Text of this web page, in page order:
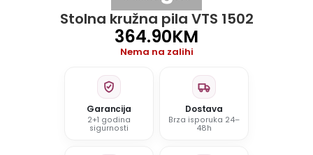
Stolna kružna pila VTS 1502
364.90KM
Nema na zalihi
Garancija
2+1 godina
sigurnosti
Dostava
Brza isporuka 24–
48h